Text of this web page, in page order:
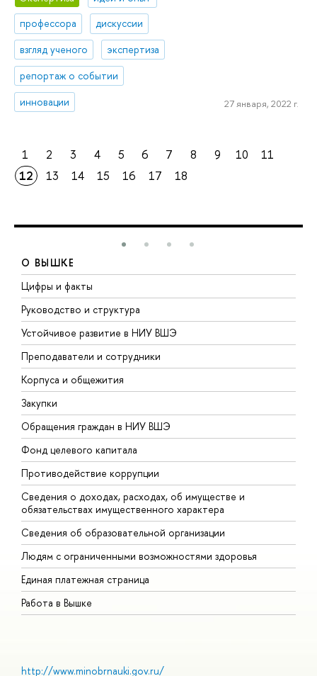
профессора
дискуссии
взгляд ученого
экспертиза
репортаж о событии
инновации
27 января, 2022 г.
1 2 3 4 5 6 7 8 9 10
11
12
13 14 15 16 17 18
О ВЫШКЕ
Цифры и факты
Руководство и структура
Устойчивое развитие в НИУ ВШЭ
Преподаватели и сотрудники
Корпуса и общежития
Закупки
Обращения граждан в НИУ ВШЭ
Фонд целевого капитала
Противодействие коррупции
Сведения о доходах, расходах, об имуществе и
обязательствах имущественного характера
Сведения об образовательной организации
Людям с ограниченными возможностями здоровья
Единая платежная страница
Работа в Вышке
http://www.minobrnauki.gov.ru/